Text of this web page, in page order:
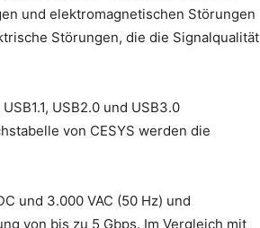
und elektromagnetischen Störungen
Störungen, die die Signalqualität
USB2.0 und USB3.0
von CESYS werden die
und 3.000 VAC (50 Hz) und
von bis zu 5 Gbps. Im Vergleich mit